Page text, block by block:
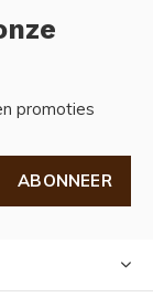
promoties
ABONNEER